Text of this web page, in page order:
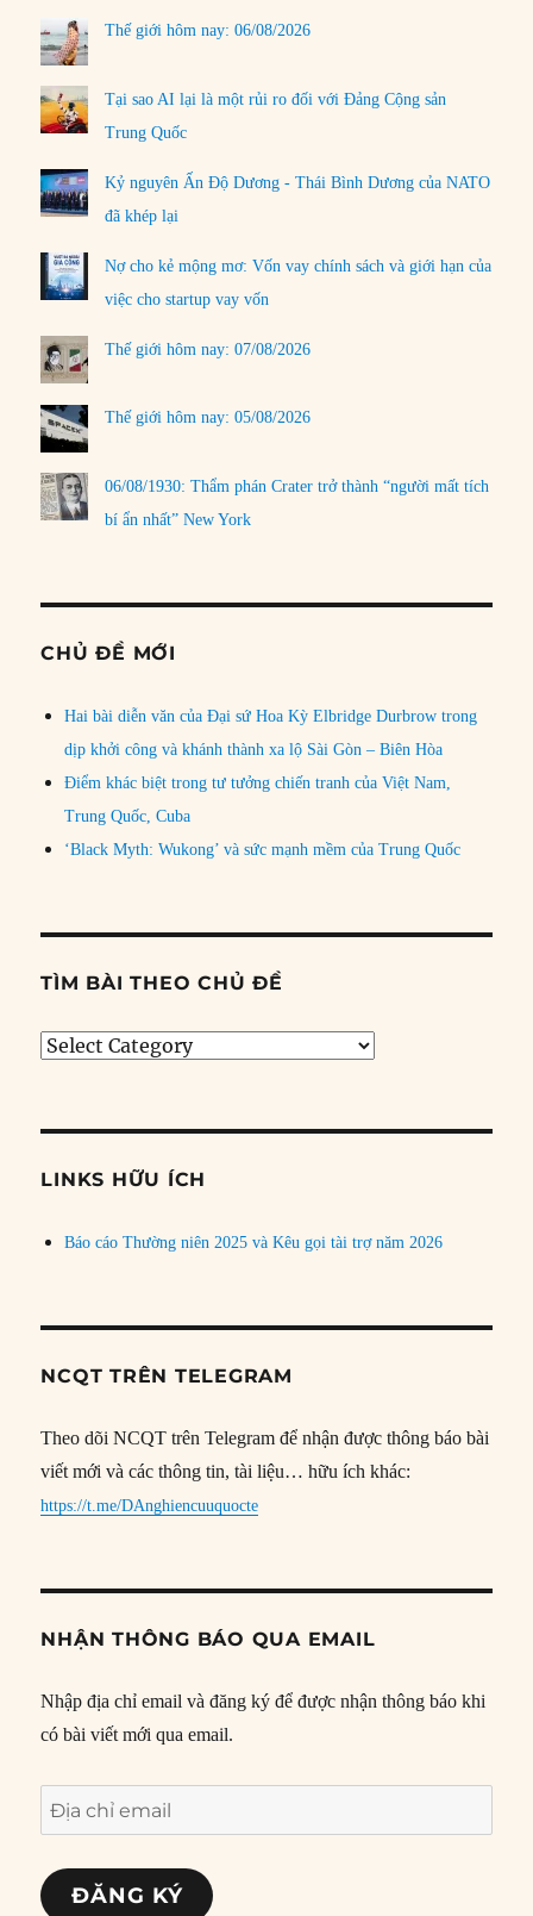
Thế giới hôm nay: 06/08/2026
Tại sao AI lại là một rủi ro đối với Đảng Cộng sản
Trung Quốc
Kỷ nguyên Ấn Độ Dương - Thái Bình Dương của NATO
đã khép lại
Nợ cho kẻ mộng mơ: Vốn vay chính sách và giới hạn của
việc cho startup vay vốn
Thế giới hôm nay: 07/08/2026
Thế giới hôm nay: 05/08/2026
06/08/1930: Thẩm phán Crater trở thành “người mất tích
bí ẩn nhất” New York
CHỦ ĐỀ MỚI
Hai bài diễn văn của Đại sứ Hoa Kỳ Elbridge Durbrow trong
dịp khởi công và khánh thành xa lộ Sài Gòn – Biên Hòa
Điểm khác biệt trong tư tưởng chiến tranh của Việt Nam,
Trung Quốc, Cuba
‘Black Myth: Wukong’ và sức mạnh mềm của Trung Quốc
TÌM BÀI THEO CHỦ ĐỀ
Tìm
đề
LINKS HỮU ÍCH
Báo cáo Thường niên 2025 và Kêu gọi tài trợ năm 2026
NCQT TRÊN TELEGRAM
Theo dõi NCQT trên Telegram để nhận được thông báo bài
viết mới và các thông tin, tài liệu… hữu ích khác:
https://t.me/DAnghiencuuquocte
NHẬN THÔNG BÁO QUA EMAIL
Nhập địa chỉ email và đăng ký để được nhận thông báo khi
có bài viết mới qua email.
Địa
chỉ
email
ĐĂNG KÝ